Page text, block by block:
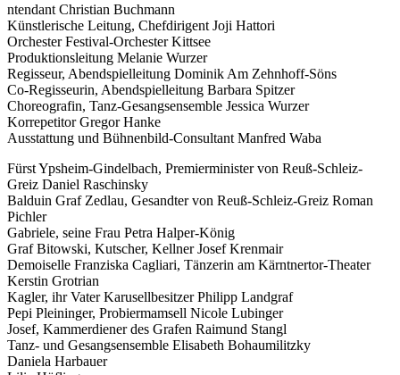
ntendant Christian Buchmann
Künstlerische Leitung, Chefdirigent Joji Hattori
Orchester Festival-Orchester Kittsee
Produktionsleitung Melanie Wurzer
Regisseur, Abendspielleitung Dominik Am Zehnhoff-Söns
Co-Regisseurin, Abendspielleitung Barbara Spitzer
Choreografin, Tanz-Gesangsensemble Jessica Wurzer
Korrepetitor Gregor Hanke
Ausstattung und Bühnenbild-Consultant Manfred Waba
Fürst Ypsheim-Gindelbach, Premierminister von Reuß-Schleiz-
Greiz Daniel Raschinsky
Balduin Graf Zedlau, Gesandter von Reuß-Schleiz-Greiz Roman
Pichler
Gabriele, seine Frau Petra Halper-König
Graf Bitowski, Kutscher, Kellner Josef Krenmair
Demoiselle Franziska Cagliari, Tänzerin am Kärntnertor-Theater
Kerstin Grotrian
Kagler, ihr Vater Karusellbesitzer Philipp Landgraf
Pepi Pleininger, Probiermamsell Nicole Lubinger
Josef, Kammerdiener des Grafen Raimund Stangl
Tanz- und Gesangsensemble Elisabeth Bohaumilitzky
Daniela Harbauer